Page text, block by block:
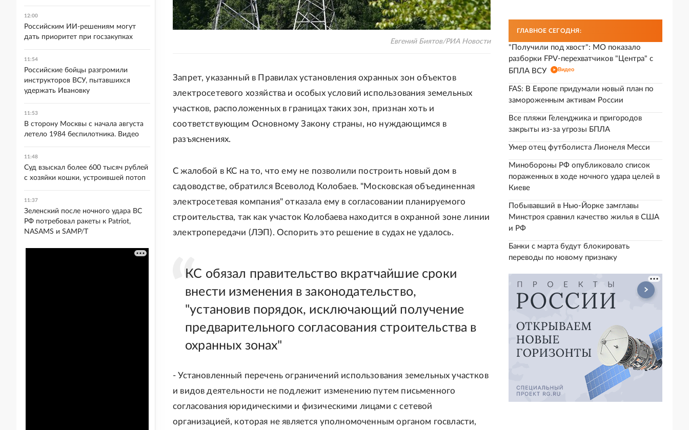
Евгений Биятов/РИА Новости
Запрет, указанный в Правилах установления охранных зон объектов
электросетевого хозяйства и особых условий использования земельных
участков, расположенных в границах таких зон, признан хоть и
соответствующим Основному Закону страны, но нуждающимся в
разъяснениях.
С жалобой в КС на то, что ему не позволили построить новый дом в
садоводстве, обратился Всеволод Колобаев. "Московская объединенная
электросетевая компания" отказала ему в согласовании планируемого
строительства, так как участок Колобаева находится в охранной зоне линии
электропередачи (ЛЭП). Оспорить это решение в судах не удалось.
КС обязал правительство вкратчайшие сроки
внести изменения в законодательство,
"установив порядок, исключающий получение
предварительного согласования строительства в
охранных зонах"
- Установленный перечень ограничений использования земельных участков
и видов деятельности не подлежит изменению путем письменного
согласования юридическими и физическими лицами с сетевой
организацией, которая не является уполномоченным органом госвласти,
ГЛАВНОЕ СЕГОДНЯ:
"Получили под хвост": МО показало
разборки FPV-перехватчиков "Центра" с
БПЛА ВСУ
Видео
FAS: В Европе придумали новый план по
замороженным активам России
Все пляжи Геленджика и пригородов
закрыты из-за угрозы БПЛА
Умер отец футболиста Лионеля Месси
Минобороны РФ опубликовало список
пораженных в ходе ночного удара целей в
Киеве
Побывавший в Нью-Йорке замглавы
Минстроя сравнил качество жилья в США
и РФ
Банки с марта будут блокировать
переводы по новому признаку
12:00
Российским ИИ-решениям могут
дать приоритет при госзакупках
11:54
Российские бойцы разгромили
инструкторов ВСУ, пытавшихся
удержать Ивановку
11:53
В сторону Москвы с начала августа
летело 1984 беспилотника. Видео
11:48
Суд взыскал более 600 тысяч рублей
с хозяйки кошки, устроившей потоп
11:37
Зеленский после ночного удара ВС
РФ потребовал ракеты к Patriot,
NASAMS и SAMP/T